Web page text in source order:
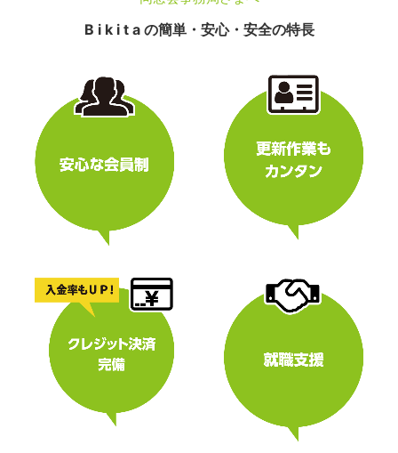
B i k i t a の簡単・安心・安全の特長